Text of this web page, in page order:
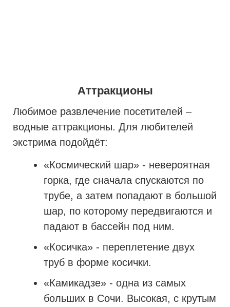
Аттракционы
Любимое развлечение посетителей –
водные аттракционы. Для любителей
экстрима подойдёт:
«Космический шар» - невероятная
горка, где сначала спускаются по
трубе, а затем попадают в большой
шар, по которому передвигаются и
падают в бассейн под ним.
«Косичка» - переплетение двух
труб в форме косички.
«Камикадзе» - одна из самых
больших в Сочи. Высокая, с крутым